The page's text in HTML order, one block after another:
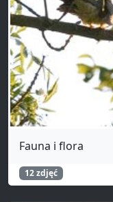
Fauna i flora
12 zdjęć